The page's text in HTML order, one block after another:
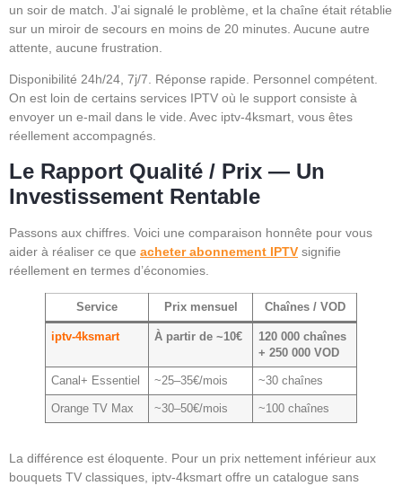
un soir de match. J’ai signalé le problème, et la chaîne était rétablie
sur un miroir de secours en moins de 20 minutes. Aucune autre
attente, aucune frustration.
Disponibilité 24h/24, 7j/7. Réponse rapide. Personnel compétent.
On est loin de certains services IPTV où le support consiste à
envoyer un e-mail dans le vide. Avec iptv-4ksmart, vous êtes
réellement accompagnés.
Le Rapport Qualité / Prix — Un
Investissement Rentable
Passons aux chiffres. Voici une comparaison honnête pour vous
aider à réaliser ce que acheter abonnement IPTV signifie
réellement en termes d’économies.
Service Prix mensuel Chaînes / VOD
iptv-4ksmart À partir de ~10€
120 000 chaînes
+ 250 000 VOD
Canal+ Essentiel ~25–35€/mois ~30 chaînes
Orange TV Max ~30–50€/mois ~100 chaînes
La différence est éloquente. Pour un prix nettement inférieur aux
bouquets TV classiques, iptv-4ksmart offre un catalogue sans